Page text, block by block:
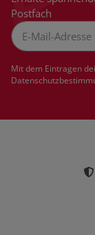
Postfach
Mit dem Eintragen